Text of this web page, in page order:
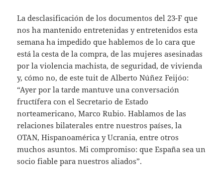
La desclasificación de los documentos del 23-F que
nos ha mantenido entretenidas y entretenidos esta
semana ha impedido que hablemos de lo cara que
está la cesta de la compra, de las mujeres asesinadas
por la violencia machista, de seguridad, de vivienda
y, cómo no, de este tuit de Alberto Núñez Feijóo:
“Ayer por la tarde mantuve una conversación
fructífera con el Secretario de Estado
norteamericano, Marco Rubio. Hablamos de las
relaciones bilaterales entre nuestros países, la
OTAN, Hispanoamérica y Ucrania, entre otros
muchos asuntos. Mi compromiso: que España sea un
socio fiable para nuestros aliados”.